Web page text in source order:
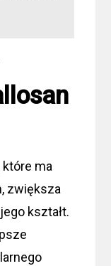
ma
zwiększa
kształt.